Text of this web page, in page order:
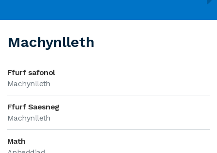
Machynlleth
Ffurf safonol
Machynlleth
Ffurf Saesneg
Machynlleth
Math